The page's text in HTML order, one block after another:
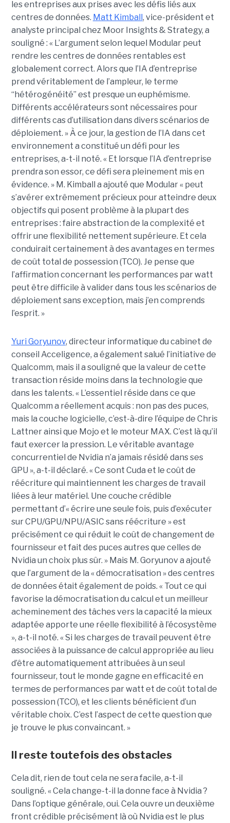
les entreprises aux prises avec les défis liés aux
centres de données. Matt Kimball, vice-président et
analyste principal chez Moor Insights & Strategy, a
souligné : « L’argument selon lequel Modular peut
rendre les centres de données rentables est
globalement correct. Alors que l’IA d’entreprise
prend véritablement de l’ampleur, le terme
“hétérogénéité” est presque un euphémisme.
Différents accélérateurs sont nécessaires pour
différents cas d’utilisation dans divers scénarios de
déploiement. » À ce jour, la gestion de l’IA dans cet
environnement a constitué un défi pour les
entreprises, a-t-il noté. « Et lorsque l’IA d’entreprise
prendra son essor, ce défi sera pleinement mis en
évidence. » M. Kimball a ajouté que Modular « peut
s’avérer extrêmement précieux pour atteindre deux
objectifs qui posent problème à la plupart des
entreprises : faire abstraction de la complexité et
offrir une flexibilité nettement supérieure. Et cela
conduirait certainement à des avantages en termes
de coût total de possession (TCO). Je pense que
l’affirmation concernant les performances par watt
peut être difficile à valider dans tous les scénarios de
déploiement sans exception, mais j’en comprends
l’esprit. »
Yuri Goryunov, directeur informatique du cabinet de
conseil Acceligence, a également salué l’initiative de
Qualcomm, mais il a souligné que la valeur de cette
transaction réside moins dans la technologie que
dans les talents. « L’essentiel réside dans ce que
Qualcomm a réellement acquis : non pas des puces,
mais la couche logicielle, c’est-à-dire l’équipe de Chris
Lattner ainsi que Mojo et le moteur MAX. C’est là qu’il
faut exercer la pression. Le véritable avantage
concurrentiel de Nvidia n’a jamais résidé dans ses
GPU », a-t-il déclaré. « Ce sont Cuda et le coût de
réécriture qui maintiennent les charges de travail
liées à leur matériel. Une couche crédible
permettant d’« écrire une seule fois, puis d’exécuter
sur CPU/GPU/NPU/ASIC sans réécriture » est
précisément ce qui réduit le coût de changement de
fournisseur et fait des puces autres que celles de
Nvidia un choix plus sûr. » Mais M. Goryunov a ajouté
que l’argument de la « démocratisation » des centres
de données était également de poids. « Tout ce qui
favorise la démocratisation du calcul et un meilleur
acheminement des tâches vers la capacité la mieux
adaptée apporte une réelle flexibilité à l’écosystème
», a-t-il noté. « Si les charges de travail peuvent être
associées à la puissance de calcul appropriée au lieu
d’être automatiquement attribuées à un seul
fournisseur, tout le monde gagne en efficacité en
termes de performances par watt et de coût total de
possession (TCO), et les clients bénéficient d’un
véritable choix. C’est l’aspect de cette question que
je trouve le plus convaincant. »
Il reste toutefois des obstacles
Cela dit, rien de tout cela ne sera facile, a-t-il
souligné. « Cela change-t-il la donne face à Nvidia ?
Dans l’optique générale, oui. Cela ouvre un deuxième
front crédible précisément là où Nvidia est le plus